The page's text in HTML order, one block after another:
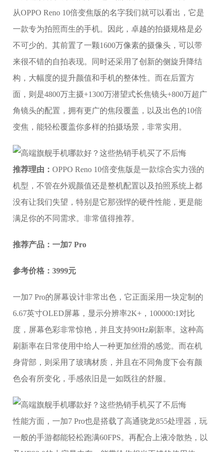
从OPPO Reno 10倍变焦版的名字我们就可以看出，它是
一款专为拍照而生的手机。因此，卓越的拍摄规格是必
不可少的。其前置了一颗1600万像素的摄像头，可以带
来很不错的自拍表现。同时还采用了创新的侧旋升降结
构，大幅度的提升颜值和手机的整体性。而在后置方
面，则是4800万主摄+1300万潜望式长焦镜头+800万超广
角镜头的配置，拥有更广的焦段覆盖，以及出色的10倍
变焦，能轻松覆盖你多样的拍摄场景，非常实用。
推荐理由：OPPO Reno 10倍变焦版是一款综合实力强的
机型，不管在外观颜值还是整机配置以及拍照系统上都
没有让我们失望，特别是它那强悍的硬件性能，更是能
满足你的不同需求。非常值得推荐。
推荐产品：一加7 Pro
参考价格：3999元
一加7 Pro的屏幕设计非常出色，它正面采用一块定制的
6.67英寸OLED屏幕，显示分辨率2K+，100000:1对比
度，屏幕色彩非常惊艳，并且支持90Hz刷新率。这种高
刷新率在日常使用中给人一种更加丝滑的感觉。而在机
身背部，则采用了玻璃材质，并且在不同角度下会有颜
色会有所变化，手感依旧是一如既往的舒服。
性能方面，一加7 Pro也是搭载了高通骁龙855处理器，玩
一般的手游都能轻松跑满60FPS。再配合上液冷散热，以